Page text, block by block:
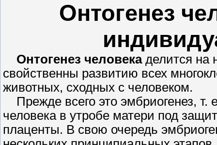
Онтогенез
Онтогенез человекаделится на
свойственны развитию всех
животных, сходных с человеком.
Прежде всего это эмбриогенез, т.
человека в утробе матери под
плаценты. В свою очередь